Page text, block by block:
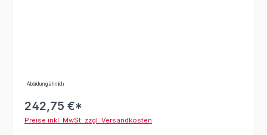
Abbildung ähnlich
242,75 €*
Preise inkl. MwSt. zzgl. Versandkosten